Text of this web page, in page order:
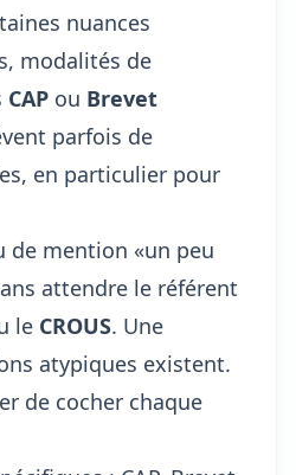
nuances
modalités de
CAP ou Brevet
parfois de
en particulier pour
de mention «un peu
attendre le référent
le CROUS. Une
atypiques existent.
de cocher chaque